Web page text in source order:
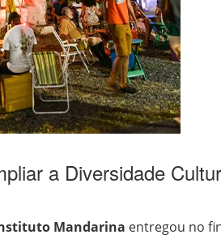
a Diversidade
Mandarina entregou no